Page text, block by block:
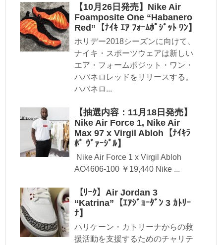
【10月26日発売】Nike Air
Foamposite One “Habanero
Red”【ﾅｲｷ ｴｱ ﾌｫｰﾑﾎﾟｼﾞｯﾄ ﾜﾝ】
ホリデー2018シーズンに向けて、
ナイキ・スポーツウェアは新しい
エア・フォームポジット・ワン・
ハバネロレッドをリリースする。
ハバネロ...
【抽選内容：11月18日発売】
Nike Air Force 1, Nike Air
Max 97 x Virgil Abloh【ﾅｲｷﾗ
ﾎﾞ ｳﾞｧｰｼﾞﾙ】
Nike Air Force 1 x Virgil Abloh
AO4606-100 ￥19,440 Nike ...
【ﾘｰｸ】Air Jordan 3
“Katrina”【ｴｱｼﾞｮｰﾀﾞﾝ 3 ｶﾄﾘｰ
ﾅ】
ハリケーン・カトリーナからの救
援活動を支援するためのチャリテ